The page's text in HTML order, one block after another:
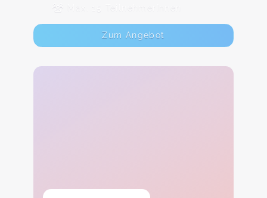
Max. 15 TeilnehmerInnen
Zum Angebot